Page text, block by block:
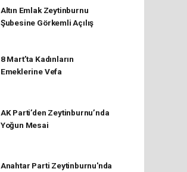
Altın Emlak Zeytinburnu
Şubesine Görkemli Açılış
8 Mart’ta Kadınların
Emeklerine Vefa
AK Parti’den Zeytinburnu’nda
Yoğun Mesai
Anahtar Parti Zeytinburnu'nda